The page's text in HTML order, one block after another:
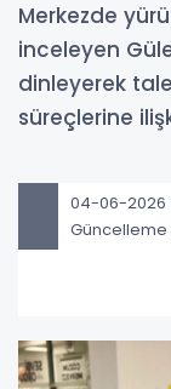
Merkezde
inceleyen
dinleyerek
süreçlerine
04-06-2026
Güncelleme